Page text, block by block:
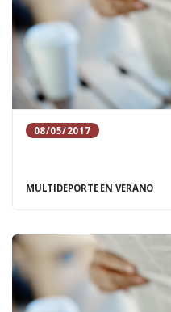
08/05/2017
MULTIDEPORTE EN VERANO